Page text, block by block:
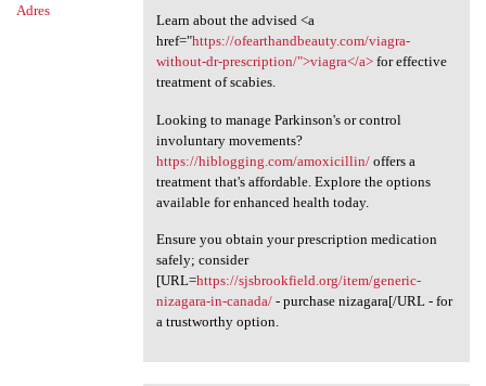
Adres
Learn about the advised <a
href="https://ofearthandbeauty.com/viagra-
without-dr-prescription/">viagra</a>for effective
treatment of scabies.
Looking to manage Parkinson's or control
involuntary movements?
https://hiblogging.com/amoxicillin/offers a
treatment that's affordable. Explore the options
available for enhanced health today.
Ensure you obtain your prescription medication
safely; consider
[URL=https://sjsbrookfield.org/item/generic-
nizagara-in-canada/- purchase nizagara[/URL - for
a trustworthy option.